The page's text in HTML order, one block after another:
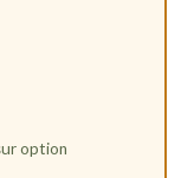
option